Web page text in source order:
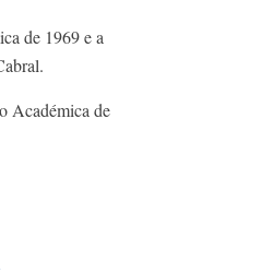
de 1969 e a
Académica de